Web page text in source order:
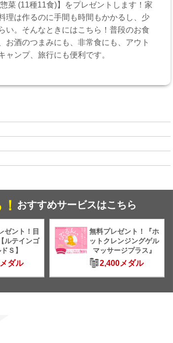
菜 (11種11食)】をプレゼントします！家
理は作るのに手間も時間もかかるし、少
い。そんなときにはこちら！普段のお食
お酒のつまみにも、非常食にも、アウト
ャンプ、旅行にも便利です。
おすすめサービスはこちら
ゼント！目
ルテインゴ
Ｓ】
ダル
無料プレゼント！『ホ
ットクレンジングゲル
マッサージプラス』
2,400メダル